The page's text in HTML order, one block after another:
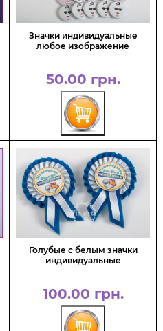
Значки индивидуальные
любое изображение
50.00 грн.
Голубые с белым значки
индивидуальные
100.00 грн.